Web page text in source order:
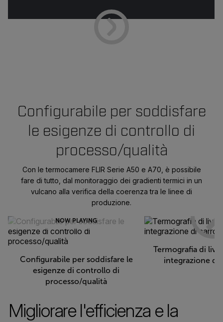
Configurabile per soddisfare
le esigenze di controllo di
processo/qualità
Con le termocamere FLIR Serie A50 e A70, è possibile
fare di tutto, dal monitoraggio dei gradienti termici in un
vulcano alla verifica della coerenza tra le linee di
produzione.
NOW PLAYING
Configurabile per soddisfare le
esigenze di controllo di
processo/qualità
Termografia di
integrazione di
Migliorare l'efficienza e la